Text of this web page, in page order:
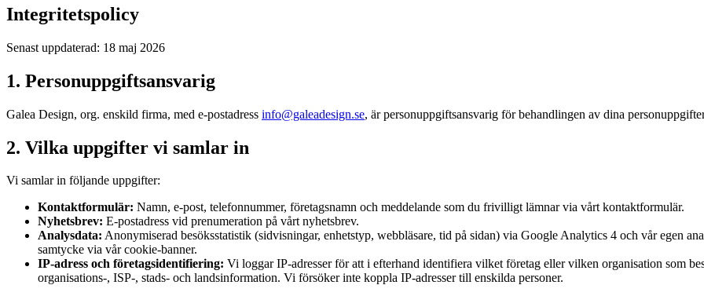
Integritetspolicy
Senast uppdaterad: 18 maj 2026
1. Personuppgiftsansvarig
Galea Design, org. enskild firma, med e-postadress info@galeadesign.se, är personuppgiftsansvarig för behandlingen av dina
2. Vilka uppgifter vi samlar in
Vi samlar in följande uppgifter:
Kontaktformulär: Namn, e-post, telefonnummer, företagsnamn och meddelande som du frivilligt lämnar via vårt kontaktformulär.
Nyhetsbrev: E-postadress vid prenumeration på vårt nyhetsbrev.
Analysdata: Anonymiserad besöksstatistik (sidvisningar, enhetstyp, webbläsare, tid på sidan) via Google Analytics 4 och vår egen
samtycke via vår cookie-banner.
IP-adress och företagsidentifiering: Vi loggar IP-adresser för att i efterhand identifiera vilket företag eller vilken organisation som
organisations-, ISP-, stads- och landsinformation. Vi försöker inte koppla IP-adresser till enskilda personer.